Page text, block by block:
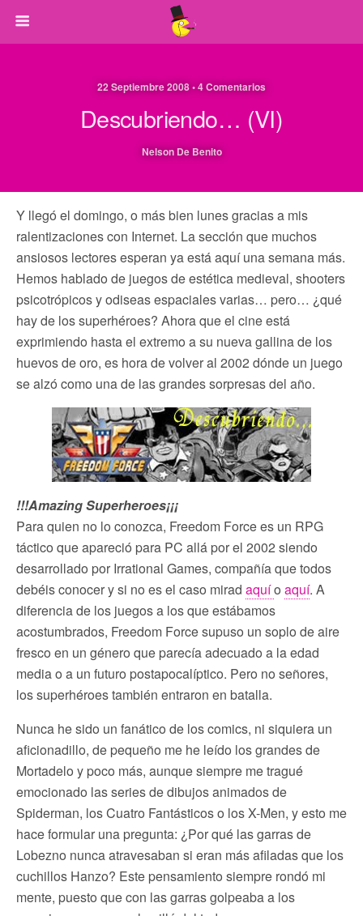
22 Septiembre 2008 • 4 Comentarios
Descubriendo… (VI)
Nelson De Benito
Y llegó el domingo, o más bien lunes gracias a mis
ralentizaciones con Internet. La sección que muchos
ansiosos lectores esperan ya está aquí una semana más.
Hemos hablado de juegos de estética medieval, shooters
psicotrópicos y odiseas espaciales varias… pero… ¿qué
hay de los superhéroes? Ahora que el cine está
exprimiendo hasta el extremo a su nueva gallina de los
huevos de oro, es hora de volver al 2002 dónde un juego
se alzó como una de las grandes sorpresas del año.
!!!Amazing Superheroes¡¡¡
Para quien no lo conozca, Freedom Force es un RPG
táctico que apareció para PC allá por el 2002 siendo
desarrollado por Irrational Games, compañía que todos
debéis conocer y si no es el caso mirad aquío aquí. A
diferencia de los juegos a los que estábamos
acostumbrados, Freedom Force supuso un soplo de aire
fresco en un género que parecía adecuado a la edad
media o a un futuro postapocalíptico. Pero no señores,
los superhéroes también entraron en batalla.
Nunca he sido un fanático de los comics, ni siquiera un
aficionadillo, de pequeño me he leído los grandes de
Mortadelo y poco más, aunque siempre me tragué
emocionado las series de dibujos animados de
Spiderman, los Cuatro Fantásticos o los X-Men, y esto me
hace formular una pregunta: ¿Por qué las garras de
Lobezno nunca atravesaban si eran más afiladas que los
cuchillos Hanzo? Este pensamiento siempre rondó mi
mente, puesto que con las garras golpeaba a los